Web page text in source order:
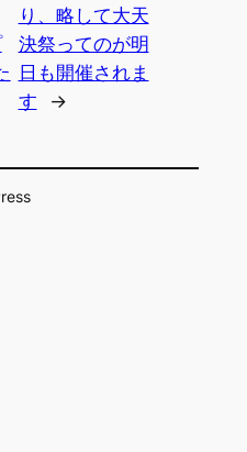
り、略して大天
決祭ってのが明
日も開催されま
す
→